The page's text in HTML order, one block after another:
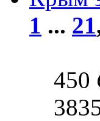
1 ... 21
450